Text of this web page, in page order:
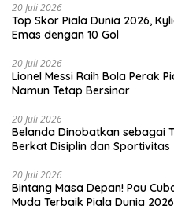
20 Juli 2026
Top Skor Piala Dunia 2026,
Emas dengan 10 Gol
20 Juli 2026
Lionel Messi Raih Bola Perak
Namun Tetap Bersinar
20 Juli 2026
Belanda Dinobatkan sebagai
Berkat Disiplin dan Sportivitas
20 Juli 2026
Bintang Masa Depan! Pau
Muda Terbaik Piala Dunia 2026